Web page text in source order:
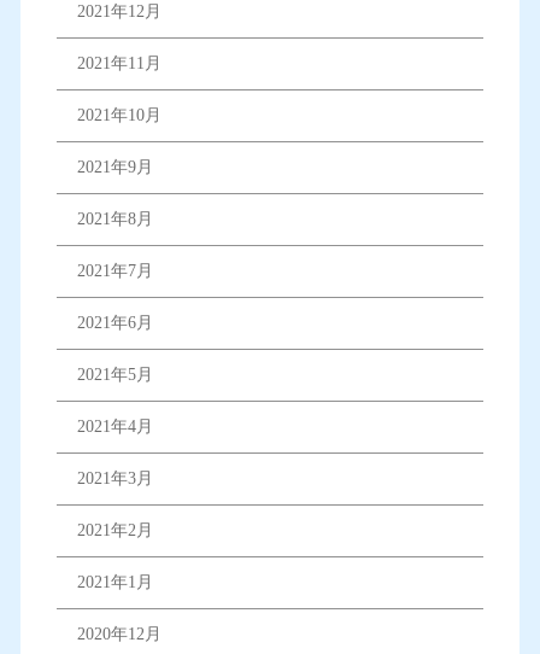
2021年12月
2021年11月
2021年10月
2021年9月
2021年8月
2021年7月
2021年6月
2021年5月
2021年4月
2021年3月
2021年2月
2021年1月
2020年12月